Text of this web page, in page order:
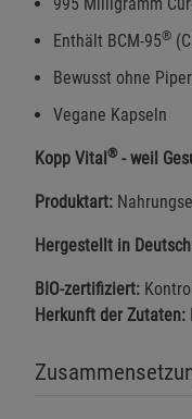
Enthält BCM-95®
Bewusst ohne
Vegane Kapseln
Kopp Vital®- weil
Produktart:
Hergestellt in
BIO-zertifiziert:
Herkunft der Zutaten: